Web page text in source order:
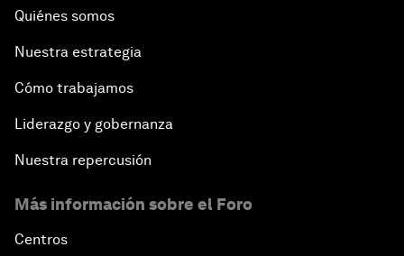
Quiénes somos
Nuestra estrategia
Cómo trabajamos
Liderazgo y gobernanza
Nuestra repercusión
Más información sobre el Foro
Centros